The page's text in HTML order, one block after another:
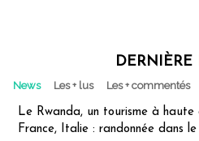
DERNIÈRE
News Les + lus Les + commentés
Le Rwanda, un tourisme à
France, Italie : randonnée dans